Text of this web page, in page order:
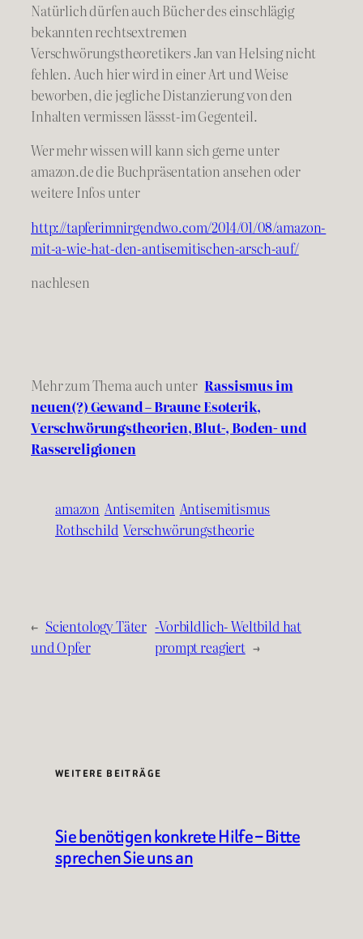
Natürlich dürfen auch Bücher des einschlägig
bekannten rechtsextremen
Verschwörungstheoretikers Jan van Helsing nicht
fehlen. Auch hier wird in einer Art und Weise
beworben, die jegliche Distanzierung von den
Inhalten vermissen lässst-im Gegenteil.
Wer mehr wissen will kann sich gerne unter
amazon.de die Buchpräsentation ansehen oder
weitere Infos unter
http://tapferimnirgendwo.com/2014/01/08/amazon-
mit-a-wie-hat-den-antisemitischen-arsch-auf/
nachlesen
Mehr zum Thema auch unter Rassismus im
neuen(?) Gewand – Braune Esoterik,
Verschwörungstheorien, Blut-, Boden- und
Rassereligionen
amazon Antisemiten Antisemitismus
Rothschild Verschwörungstheorie
← Scientology Täter
und Opfer
-Vorbildlich- Weltbild hat
prompt reagiert →
WEITERE BEITRÄGE
Sie benötigen konkrete Hilfe – Bitte
sprechen Sie uns an